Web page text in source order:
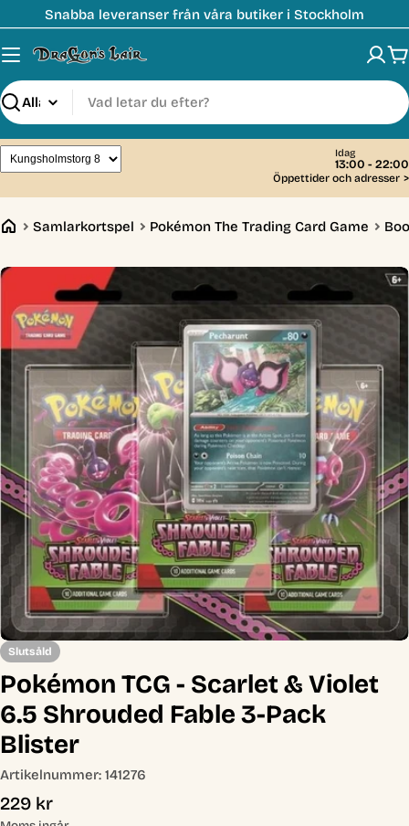
till
innehåll
Snabba leveranser från våra butiker i Stockholm
Sök
Idag
13:00 - 22:00
Öppettider och adresser >
Samlarkortspel Pokémon The Trading Card Game
media 0 i modal
Slutsåld
Pokémon TCG - Scarlet & Violet
6.5 Shrouded Fable 3-Pack
Blister
Artikelnummer: 141276
Ordinarie
229 kr